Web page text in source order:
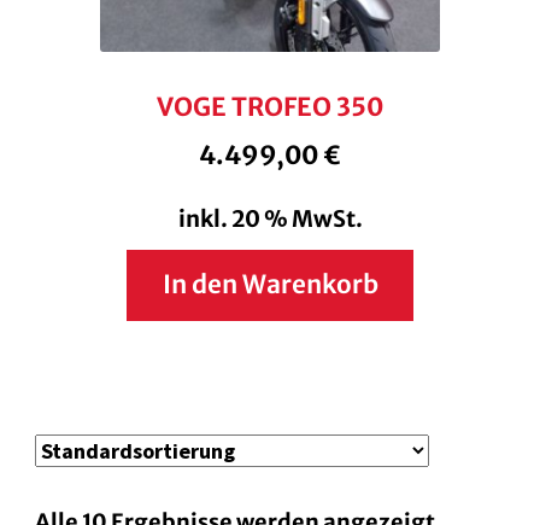
VOGE TROFEO 350
4.499,00€
inkl. 20 % MwSt.
In den Warenkorb